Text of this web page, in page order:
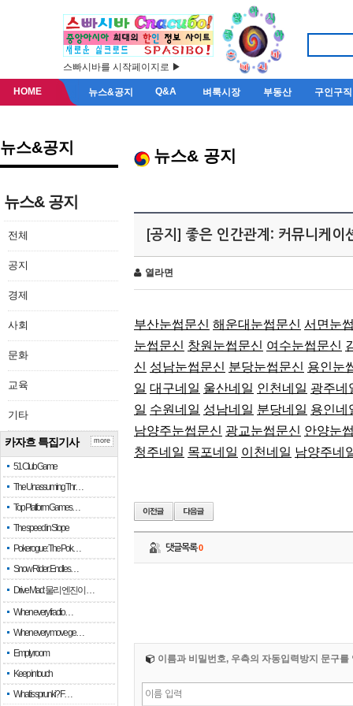
스빠시바를 시작페이지로 ▶
HOME 뉴스&공지 Q&A 벼룩시장 부동산 구인구직
뉴스&공지
뉴스& 공지
전체
공지
경제
사회
문화
교육
기타
카자흐 특집기사
51 Club Game
The Unassuming Thr…
Top Platform Games…
The speed in Slope
Pokerogue: The Pok…
Snow Rider: Endles…
Drive Mad: 물리 엔진이 …
When every fractio…
When every move ge…
Empty room
Keep in touch
What is sprunki? F…
more
뉴스& 공지
[공지] 좋은 인간관계: 커뮤니케이
열라면
부산눈썹문신 해운대눈썹문신 서면눈
눈썹문신 창원눈썹문신 여수눈썹문신
신 성남눈썹문신 분당눈썹문신 용인눈
일 대구네일 울산네일 인천네일 광주네
일 수원네일 성남네일 분당네일 용인네
남양주눈썹문신 광교눈썹문신 안양눈
청주네일 목포네일 이천네일 남양주네
댓글목록0
이름과 비밀번호, 우측의 자동입력방지 문구를